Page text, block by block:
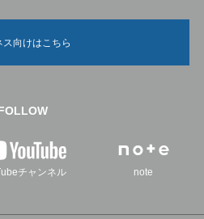
ス向けはこちら
チャンネル note